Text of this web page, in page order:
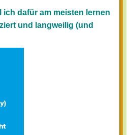
ich dafür am meisten lernen
und langweilig (und